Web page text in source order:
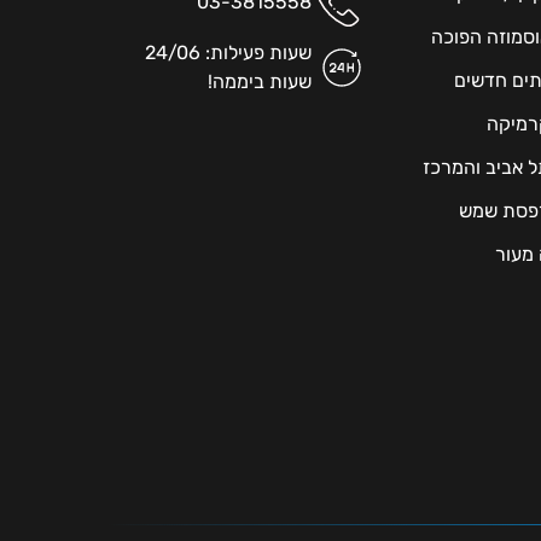
הפוכה
חדשים
אביב והמרכז
שמש
מעור
שעות פעילות: 24/06
שעות ביממה!